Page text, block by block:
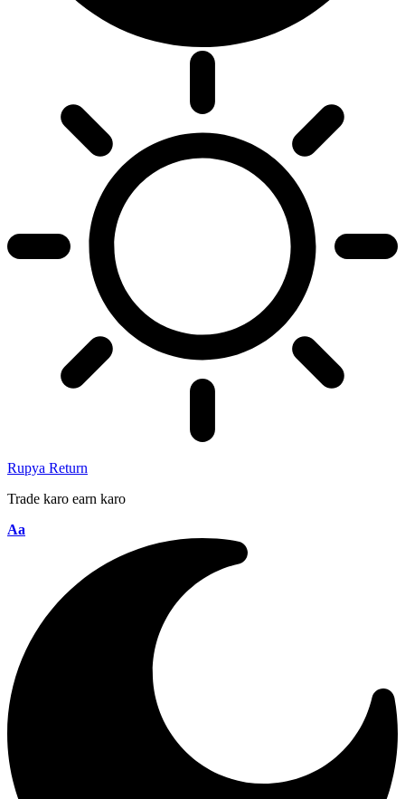
Rupya Return
Trade karo earn karo
Aa